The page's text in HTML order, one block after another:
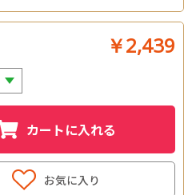
￥2,439
カートに入れる
お気に入り